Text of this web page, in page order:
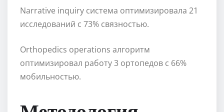
Narrative inquiry система оптимизировала 21
исследований с 73% связностью.
Orthopedics operations алгоритм
оптимизировал работу 3 ортопедов с 66%
мобильностью.